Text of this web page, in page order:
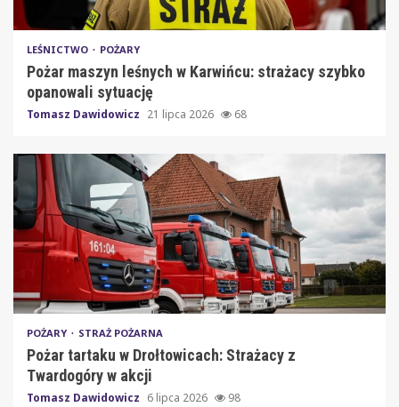
LEŚNICTWO POŻARY
Pożar maszyn leśnych w Karwińcu: strażacy szybko
opanowali sytuację
Tomasz Dawidowicz 21 lipca 2026 68
POŻARY STRAŻ POŻARNA
Pożar tartaku w Drołtowicach: Strażacy z
Twardogóry w akcji
Tomasz Dawidowicz 6 lipca 2026 98